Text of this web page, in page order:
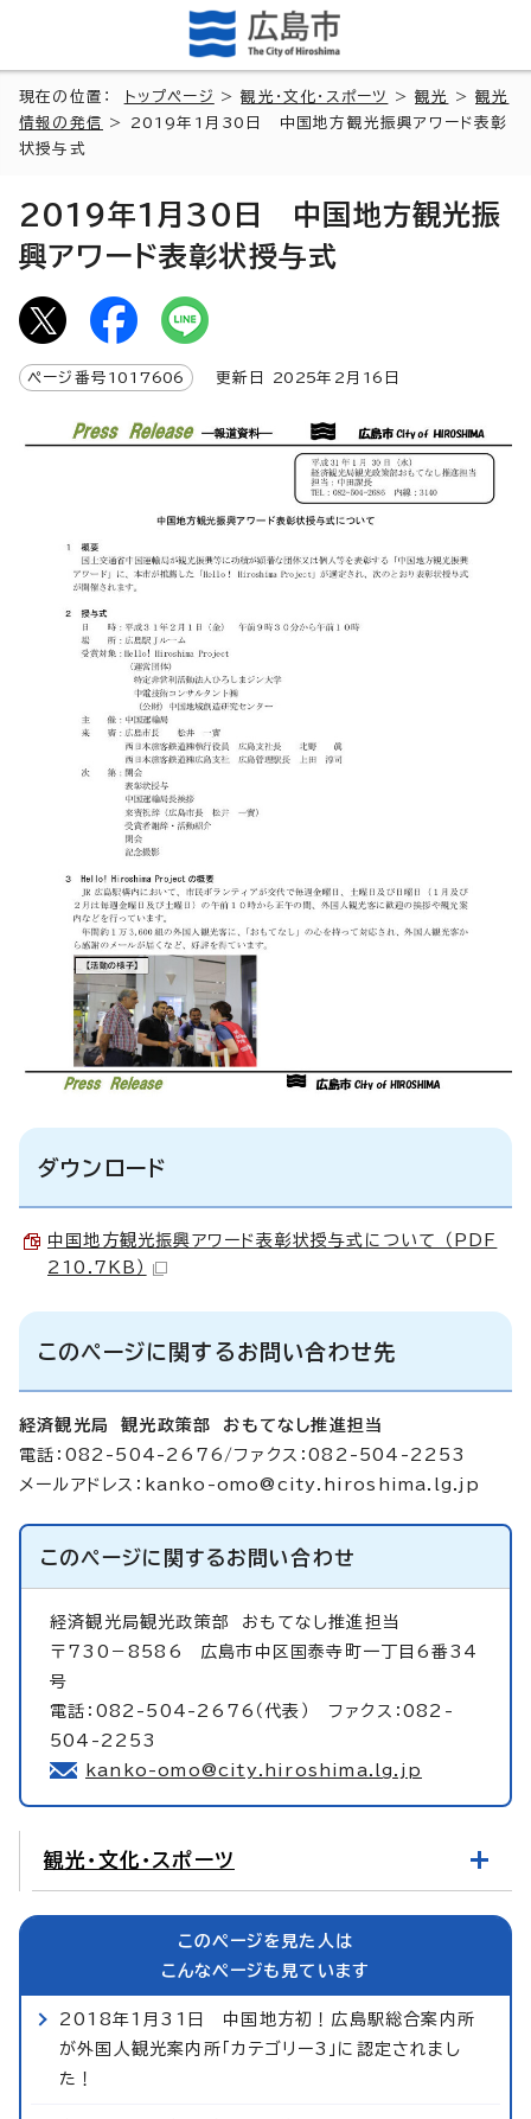
現在の位置： トップページ >観光・文化・スポーツ >観光 >観光
情報の発信
> 2019年1月30日 中国地方観光振興アワード表彰
状授与式
2019年1月30日 中国地方観光振
興アワード表彰状授与式
ページ番号 1017606 更新日 2025年2月 16 日
ダウンロード
中国地方観光振興アワード表彰状授与式について （PDF
210.7KB）
このページに関するお問い合わせ先
経済観光局 観光政策部 おもてなし推進担当
電話：082-504-2676/ファクス：082-504-2253
メールアドレス： kanko-omo@city.hiroshima.lg.jp
このページに関するお問い合わせ
経済観光局観光政策部 おもてなし推進担当
〒730－8586 広島市中区国泰寺町一丁目6番34
号
電話：082-504-2676（代表） ファクス：082-
504-2253
kanko-omo@city.hiroshima.lg.jp
観光・文化・スポーツ
このページを見た人は
こんなページも見ています
2018年1月31日 中国地方初！広島駅総合案内所
が外国人観光案内所「カテゴリー3」に認定されまし
た！